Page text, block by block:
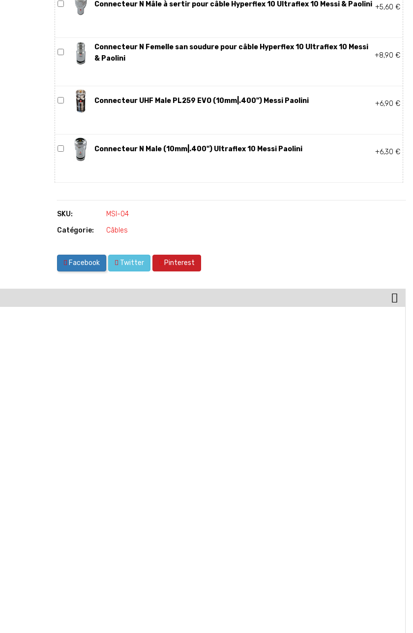
Connecteur N Mâle à sertir pour câble Hyperflex 10 Ultraflex 10 Messi & Paolini +5,60 €
Connecteur N Femelle san soudure pour câble Hyperflex 10 Ultraflex 10 Messi
& Paolini
+8,90 €
Connecteur UHF Male PL259 EVO (10mm|.400") Messi Paolini +6,90 €
Connecteur N Male (10mm|.400") Ultraflex 10 Messi Paolini +6,30 €
SKU:
MSI-04
Catégorie:
Câbles
Facebook Twitter Pinterest